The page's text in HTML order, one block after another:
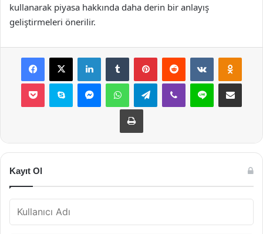
kullanarak piyasa hakkında daha derin bir anlayış
geliştirmeleri önerilir.
Facebook
X LinkedInTumblr PinterestReddit VKontakte
Pocket Skype MessengerWhatsAppTelegramViber Line E-Posta ile
Yazdır
Kayıt Ol